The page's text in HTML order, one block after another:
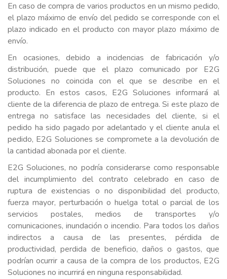
En caso de compra de varios productos en un mismo pedido,
el plazo máximo de envío del pedido se corresponde con el
plazo indicado en el producto con mayor plazo máximo de
envío.
En ocasiones, debido a incidencias de fabricación y/o
distribución, puede que el plazo comunicado por E2G
Soluciones no coincida con el que se describe en el
producto. En estos casos, E2G Soluciones informará al
cliente de la diferencia de plazo de entrega. Si este plazo de
entrega no satisface las necesidades del cliente, si el
pedido ha sido pagado por adelantado y el cliente anula el
pedido, E2G Soluciones se compromete a la devolución de
la cantidad abonada por el cliente.
E2G Soluciones, no podría considerarse como responsable
del incumplimiento del contrato celebrado en caso de
ruptura de existencias o no disponibilidad del producto,
fuerza mayor, perturbación o huelga total o parcial de los
servicios postales, medios de transportes y/o
comunicaciones, inundación o incendio. Para todos los daños
indirectos a causa de las presentes, pérdida de
productividad, perdida de beneficio, daños o gastos, que
podrían ocurrir a causa de la compra de los productos, E2G
Soluciones no incurrirá en ninguna responsabilidad.